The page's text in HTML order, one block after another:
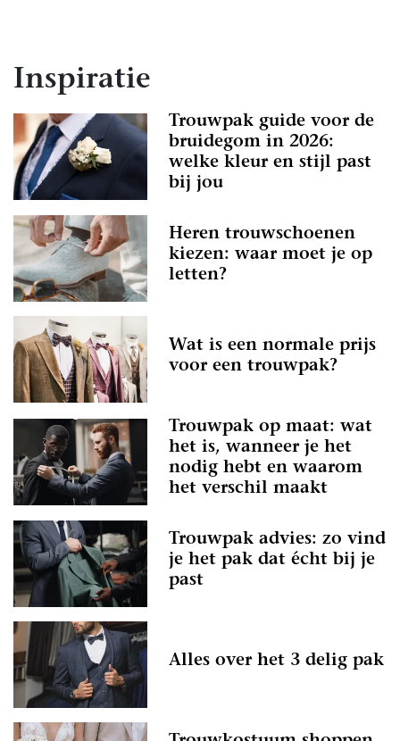
Inspiratie
Trouwpak guide voor de
bruidegom in 2026:
welke kleur en stijl past
bij jou
Heren trouwschoenen
kiezen: waar moet je op
letten?
Wat is een normale prijs
voor een trouwpak?
Trouwpak op maat: wat
het is, wanneer je het
nodig hebt en waarom
het verschil maakt
Trouwpak advies: zo vind
je het pak dat écht bij je
past
Alles over het 3 delig pak